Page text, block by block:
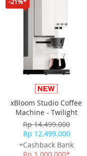
xBloom Studio Coffee
Machine - Twilight
Rp 14.499.000
Rp 12.499.000
+Cashback Bank
Rp 1.000.000*